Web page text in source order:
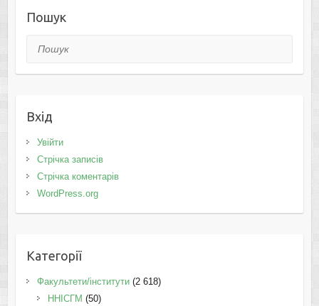
Пошук
Пошук
Вхід
Увійти
Стрічка записів
Стрічка коментарів
WordPress.org
Категорії
Факультети/інститути(2 618)
ННІСГМ (50)